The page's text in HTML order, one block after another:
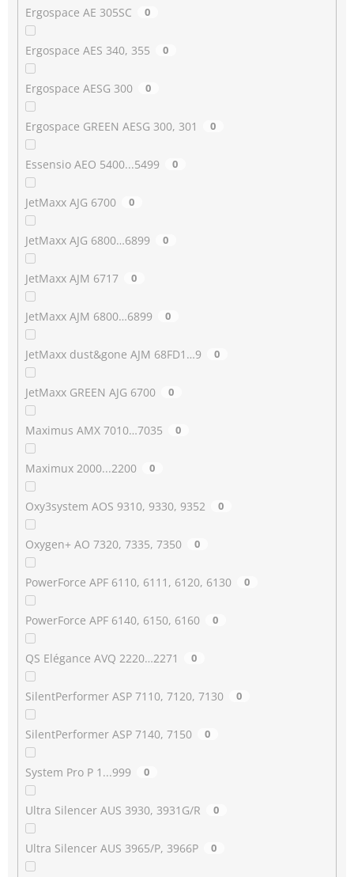
Ergospace AE 305SC 0
Ergospace AES 340, 355 0
Ergospace AESG 300 0
Ergospace GREEN AESG 300, 301 0
Essensio AEO 5400...5499 0
JetMaxx AJG 6700 0
JetMaxx AJG 6800…6899 0
JetMaxx AJM 6717 0
JetMaxx AJM 6800…6899 0
JetMaxx dust&gone AJM 68FD1…9 0
JetMaxx GREEN AJG 6700 0
Maximus AMX 7010…7035 0
Maximux 2000...2200 0
Oxy3system AOS 9310, 9330, 9352 0
Oxygen+ AO 7320, 7335, 7350 0
PowerForce APF 6110, 6111, 6120, 6130 0
PowerForce APF 6140, 6150, 6160 0
QS Elégance AVQ 2220…2271 0
SilentPerformer ASP 7110, 7120, 7130 0
SilentPerformer ASP 7140, 7150 0
System Pro P 1...999 0
Ultra Silencer AUS 3930, 3931G/R 0
Ultra Silencer AUS 3965/P, 3966P 0